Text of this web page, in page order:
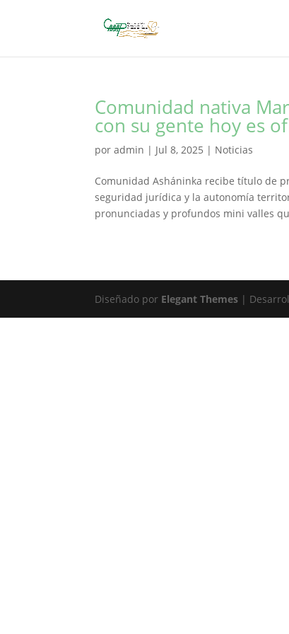
Comunidad nativa
con su gente hoy es
poradmin | Jul 8, 2025 | Noticias
Comunidad Asháninka recibe título de
seguridad jurídica y la autonomía
pronunciadas y profundos mini valles
Diseñado por Elegant Themes |